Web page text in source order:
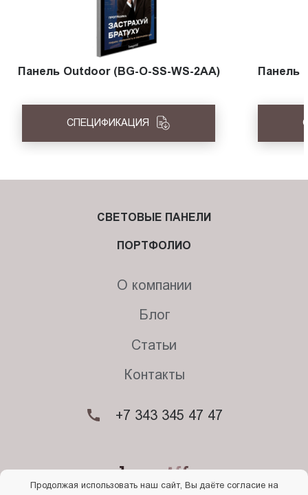
Панель Outdoor (BG-O-SS-WS-2AA)
СПЕЦИФИКАЦИЯ
Панель
СВЕТОВЫЕ ПАНЕЛИ
ПОРТФОЛИО
О компании
Блог
Статьи
Контакты
+7 343 345 47 47
Продолжая использовать наш сайт, Вы даёте согласие на